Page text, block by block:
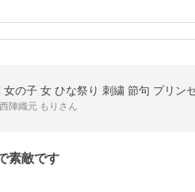
女の子 女 ひな祭り 刺繍 節句 プリン
陣織元 もりさん
素敵です